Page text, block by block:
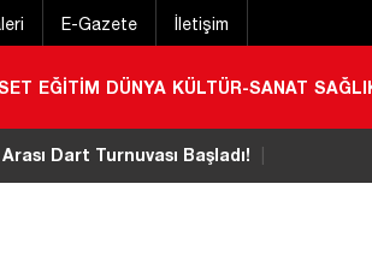
E-Gazete İletişim
EĞİTİM DÜNYA KÜLTÜR-SANAT
Dart Turnuvası Başladı!